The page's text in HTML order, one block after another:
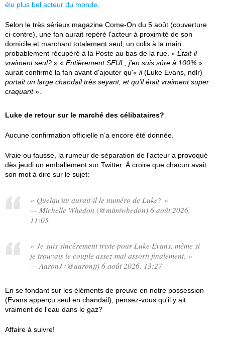
élu plus bel acteur du monde
Selon le très sérieux magazine Come-On du 5 août (couverture
ci-contre), une fan aurait repéré l'acteur à proximité de son
domicile et marchant totalement seul , un colis à la main
probablement récupéré à la Poste au bas de la rue. « Était-il
vraiment seul? » « Entièrement SEUL, j'en suis sûre à 100% »
aurait confirmé la fan avant d'ajouter qu'« il(Luke Evans, ndlr)
portait un large chandail très seyant, et qu'il était vraiment super
craquant».
Luke de retour sur le marché des célibataires?
Aucune confirmation officielle n’a encore été donnée.
Vraie ou fausse, la rumeur de séparation de l'acteur a provoqué
dès jeudi un emballement sur Twitter. À croire que chacun avait
son mot à dire sur le sujet:
« Quelqu'un aurait-il le numéro de Luke? »
— Michelle Whedon (@mimiwhedon) 6 août 2026,
11:05
« Je suis sincèrement triste pour Luke Evans, même si
je trouvais le couple assez mal assorti finalement. »
— AaronJ (@aaronjj) 6 août 2026, 13:27
En se fondant sur les éléments de preuve en notre possession
(Evans apperçu seul en chandail), pensez-vous qu'il y ait
vraiment de l'eau dans le gaz?
Affaire à suivre!